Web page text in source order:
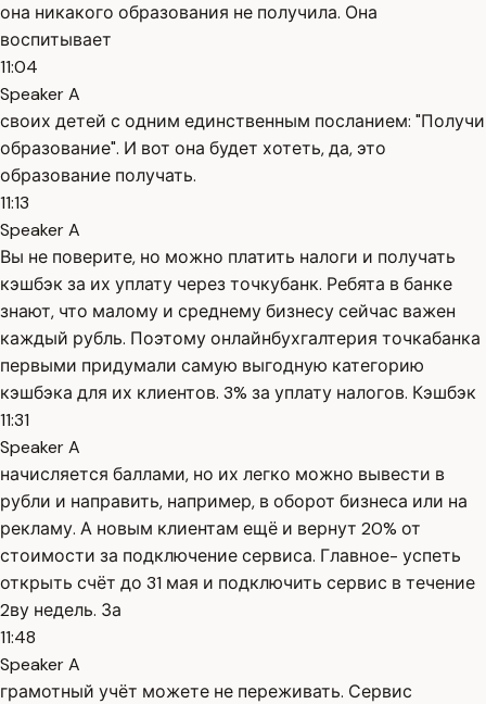
она никакого образования не получила. Она
воспитывает
11:04
Speaker A
своих детей с одним единственным посланием: "Получи
образование". И вот она будет хотеть, да, это
образование получать.
11:13
Speaker A
Вы не поверите, но можно платить налоги и получать
кэшбэк за их уплату через точкубанк. Ребята в банке
знают, что малому и среднему бизнесу сейчас важен
каждый рубль. Поэтому онлайнбухгалтерия точкабанка
первыми придумали самую выгодную категорию
кэшбэка для их клиентов. 3% за уплату налогов. Кэшбэк
11:31
Speaker A
начисляется баллами, но их легко можно вывести в
рубли и направить, например, в оборот бизнеса или на
рекламу. А новым клиентам ещё и вернут 20% от
стоимости за подключение сервиса. Главное- успеть
открыть счёт до 31 мая и подключить сервис в течение
2ву недель. За
11:48
Speaker A
грамотный учёт можете не переживать. Сервис